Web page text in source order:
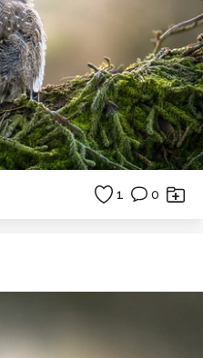
1 0